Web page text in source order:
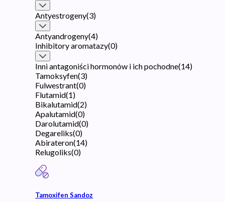
Antyestrogeny(3)
Antyandrogeny(4)
Inhibitory aromatazy(0)
Inni antagoniści hormonów i ich pochodne(14)
Tamoksyfen(3)
Fulwestrant(0)
Flutamid(1)
Bikalutamid(2)
Apalutamid(0)
Darolutamid(0)
Degareliks(0)
Abirateron(14)
Relugoliks(0)
Tamoxifen Sandoz